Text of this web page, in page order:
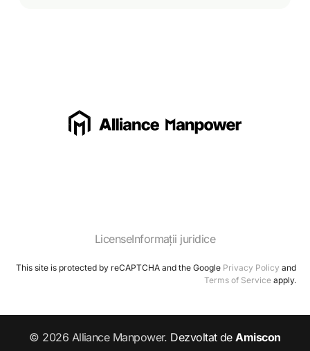
LicenseInformații juridice
This site is protected by reCAPTCHA and the Google Privacy Policy and
Terms of Service apply.
© 2026 Alliance Manpower. Dezvoltat deAmiscon